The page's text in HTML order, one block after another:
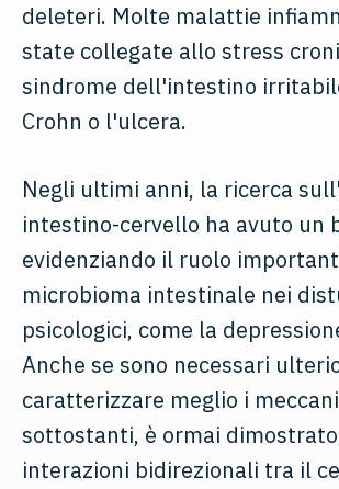
deleteri. Molte malattie
state collegate allo stress
sindrome dell'intestino
Crohn o l'ulcera.
Negli ultimi anni, la ricerca
intestino-cervello ha avuto un
evidenziando il ruolo
microbioma intestinale nei
psicologici, come la
Anche se sono necessari
caratterizzare meglio i
sottostanti, è ormai
interazioni bidirezionali tra il